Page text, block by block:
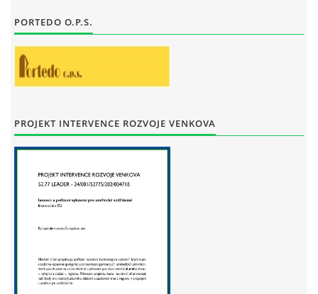
PORTEDO O.P.S.
PROJEKT INTERVENCE ROZVOJE VENKOVA